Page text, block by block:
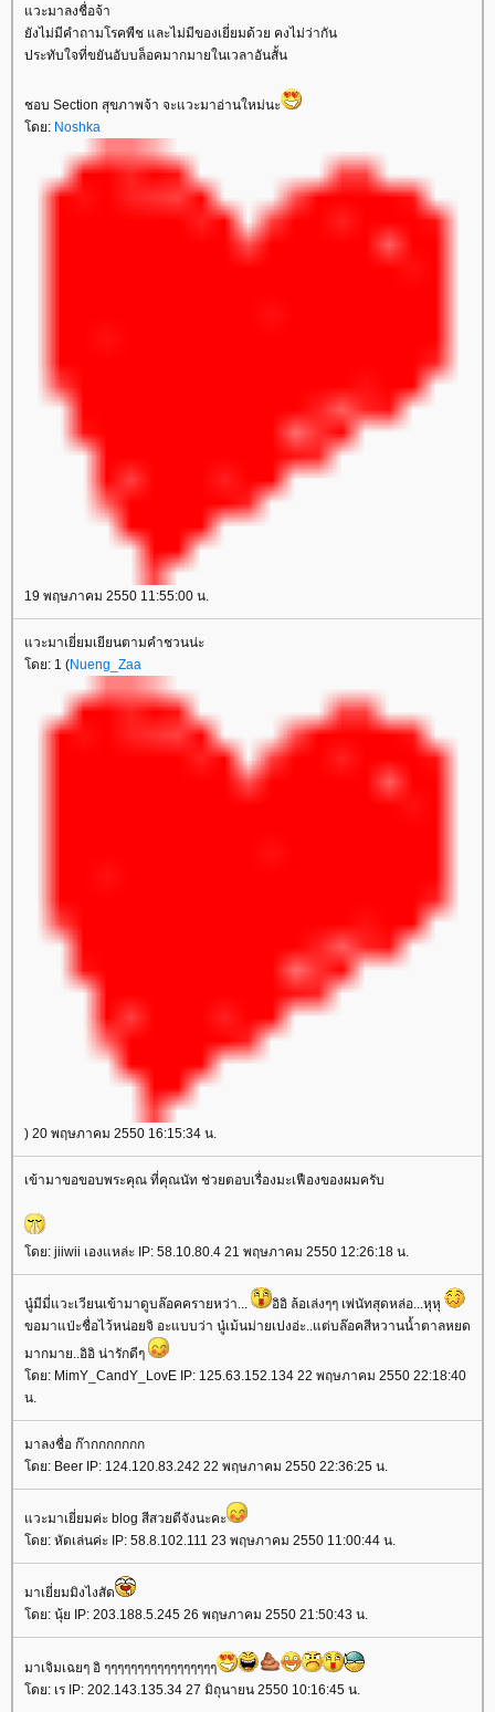
วะมาลงชื่อจ้า
ังไม่มีคำถามโรคพืช และไม่มีของเยี่ยมด้วย คงไม่ว่ากัน
ประทับใจที่ขยันอับบล็อคมากมายในเวลาอันสั้น
ชอบ Section สุขภาพจ้า จะแวะมาอ่านใหม่นะ
ดย: Noshka
19 พฤษภาคม 2550 11:55:00 น.
วะมาเยี่ยมเยียนตามคำชวนน่ะ
ดย: 1 (Nueng_Zaa
) 20 พฤษภาคม 2550 16:15:34 น.
เข้ามาขอขอบพระคุณ ที่คุณนัท ช่วยตอบเรื่องมะเฟืองของผมครับ
ดย: jiiwii เองแหล่ะ IP: 58.10.80.4 21 พฤษภาคม 2550 12:26:18 น.
นู๋มีมี่แวะเวียนเข้ามาดูบล๊อคครายหว่า...
อิอิ ล้อเล่งๆๆ เพ่นัทสุดหล่อ...หุหุ
ขอมาแป่ะชื่อไว้หน่อยจิ อะแบบว่า นู๋เม้นม่ายเปงอ่ะ..แต่บล๊อคสีหวานน้ำตาลหยด
มากมาย..อิอิ น่ารักดีๆ
ดย: MimY_CandY_LovE IP: 125.63.152.134 22 พฤษภาคม 2550 22:18:40
น.
มาลงชื่อ ก๊ากกกกกกก
ดย: Beer IP: 124.120.83.242 22 พฤษภาคม 2550 22:36:25 น.
วะมาเยี่ยมค่ะ blog สีสวยดีจังนะคะ
ดย: หัดเล่นค่ะ IP: 58.8.102.111 23 พฤษภาคม 2550 11:00:44 น.
มาเยี่ยมมิงไงสัด
ดย: นุ้ย IP: 203.188.5.245 26 พฤษภาคม 2550 21:50:43 น.
มาเจิมเฉยๆ อิ ๆๆๆๆๆๆๆๆๆๆๆๆๆๆๆๆๆ
ดย: เร IP: 202.143.135.34 27 มิถุนายน 2550 10:16:45 น.